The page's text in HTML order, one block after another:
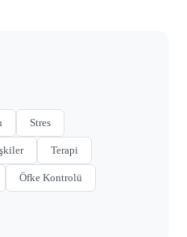
Stres
Terapi
Öfke Kontrolü